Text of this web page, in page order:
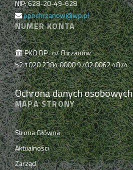
NIP: 628-20-49-628
ppnchrzanow@wp.pl
NUMER KONTA
PKO BP . o/ Chrzanów
52 1020 2384 0000 9702 0062 4874
Ochrona danych osobowych
MAPA STRONY
Strona Główna
Aktualności
Zarząd